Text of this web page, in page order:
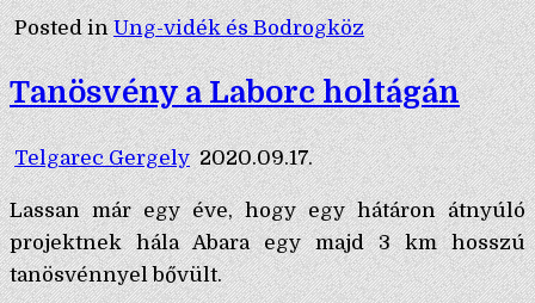
Posted inUng-vidék és Bodrogköz
Tanösvény a Laborc holtágán
Telgarec Gergely 2020.09.17.
Lassan már egy éve, hogy egy hátáron átnyúló
projektnek hála Abara egy majd 3 km hosszú
tanösvénnyel bővült.